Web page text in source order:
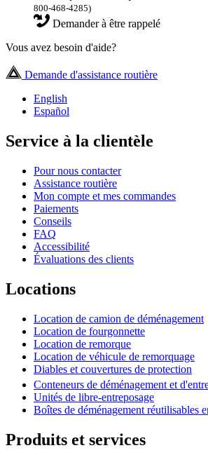
800-468-4285)
Demander à être rappelé
Vous avez besoin d'aide?
Demande d'assistance routière
English
Español
Service à la clientèle
Pour nous contacter
Assistance routière
Mon compte et mes commandes
Paiements
Conseils
FAQ
Accessibilité
Évaluations des clients
Locations
Location de camion de déménagement
Location de fourgonnette
Location de remorque
Location de véhicule de remorquage
Diables et couvertures de protection
Conteneurs de déménagement et
Unités de libre-entreposage
Boîtes de déménagement réutilisables
Produits et services